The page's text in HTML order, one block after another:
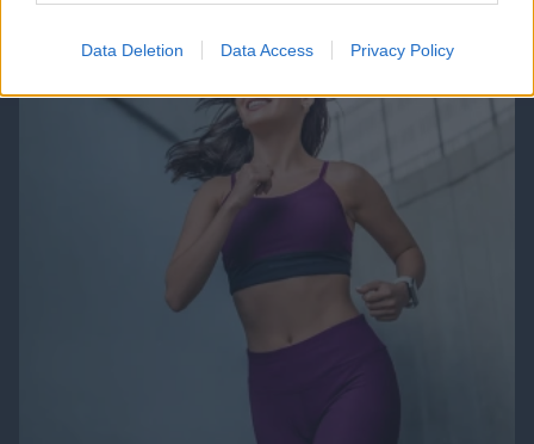
Data Deletion Data Access Privacy Policy